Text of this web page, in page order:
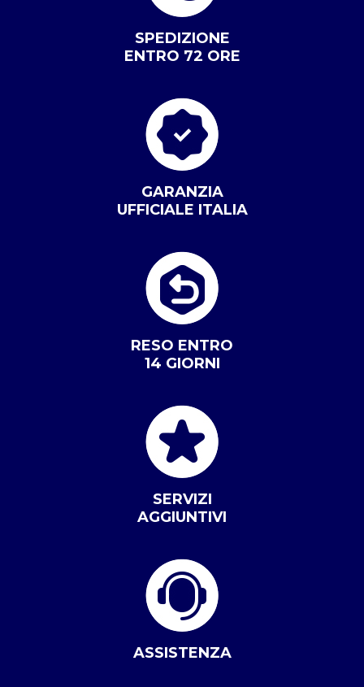
SPEDIZIONE
ENTRO 72 ORE
GARANZIA
UFFICIALE ITALIA
RESO ENTRO
14 GIORNI
SERVIZI
AGGIUNTIVI
ASSISTENZA